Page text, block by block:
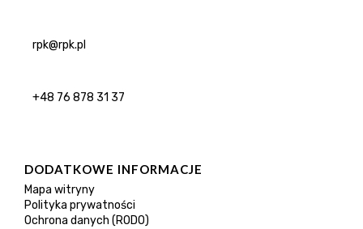
rpk@rpk.pl
+48 76 878 31 37
DODATKOWE INFORMACJE
Mapa witryny
Polityka prywatności
Ochrona danych (RODO)